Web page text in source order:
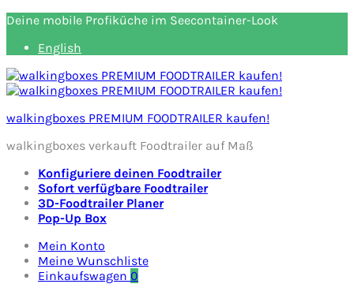
Deine mobile Profiküche im Seecontainer-Look
English
walkingboxes PREMIUM FOODTRAILER kaufen!
walkingboxes verkauft Foodtrailer auf Maß
Konfiguriere deinen Foodtrailer
Sofort verfügbare Foodtrailer
3D-Foodtrailer Planer
Pop-Up Box
Mein Konto
Meine Wunschliste
Einkaufswagen 0